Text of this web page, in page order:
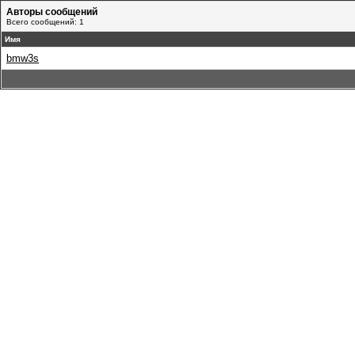
Авторы сообщений
Всего сообщений: 1
Имя
bmw3s